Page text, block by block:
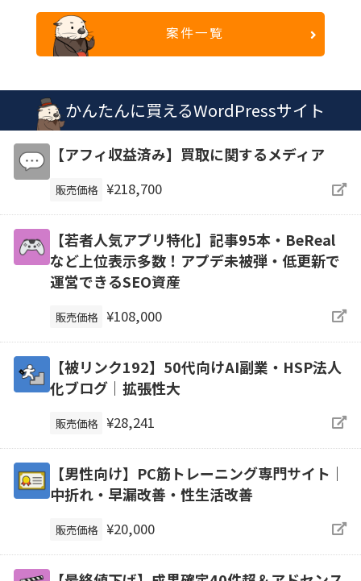
案件一覧
かんたんに買えるWordPressサイト
【アフィ収益済み】買取に関するメディア
販売価格 ¥218,700
【若者人気アプリ特化】記事95本・BeReal
など上位表示多数！アプデ未被弾・低更新で
運営できるSEO資産
販売価格 ¥108,000
【被リンク192】50代向けAI副業・HSP法人
化ブログ｜拡張性大
販売価格 ¥28,241
【男性向け】PC筋トレーニング専門サイト｜
中折れ・早漏改善・性生活改善
販売価格 ¥20,000